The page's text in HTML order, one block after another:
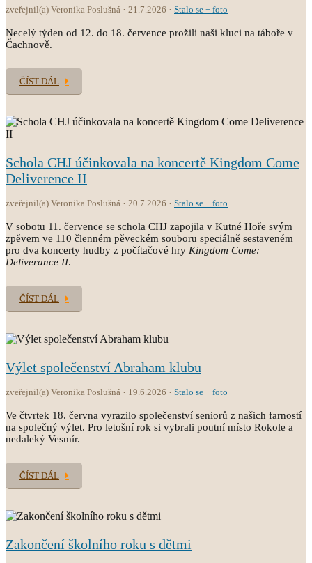
zveřejnil(a) Veronika Poslušná 21.7.2026 Stalo se + foto
Necelý týden od 12. do 18. července prožili naši kluci na táboře v
Čachnově.
ČÍST DÁL
Schola CHJ účinkovala na koncertě Kingdom Come
Deliverence II
zveřejnil(a) Veronika Poslušná 20.7.2026 Stalo se + foto
V sobotu 11. července se schola CHJ zapojila v Kutné Hoře svým
zpěvem ve 110 členném pěveckém souboru speciálně sestaveném
pro dva koncerty hudby z počítačové hry Kingdom Come:
Deliverance II.
ČÍST DÁL
Výlet společenství Abraham klubu
zveřejnil(a) Veronika Poslušná 19.6.2026 Stalo se + foto
Ve čtvrtek 18. června vyrazilo společenství seniorů z našich farností
na společný výlet. Pro letošní rok si vybrali poutní místo Rokole a
nedaleký Vesmír.
ČÍST DÁL
Zakončení školního roku s dětmi